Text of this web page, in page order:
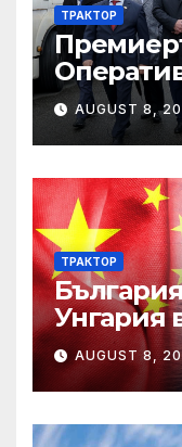
ТРАКТОР
по
готови
AUGUST 8,
ТРАКТОР
Унгария
AUGUST 8,